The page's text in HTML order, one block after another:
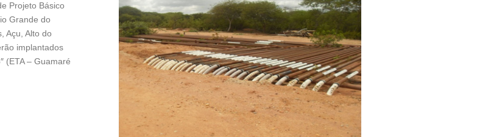
Projeto Básico
Grande do
Açu, Alto do
implantados
(ETA – Guamaré